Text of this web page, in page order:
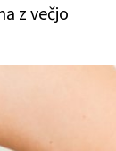
z večjo